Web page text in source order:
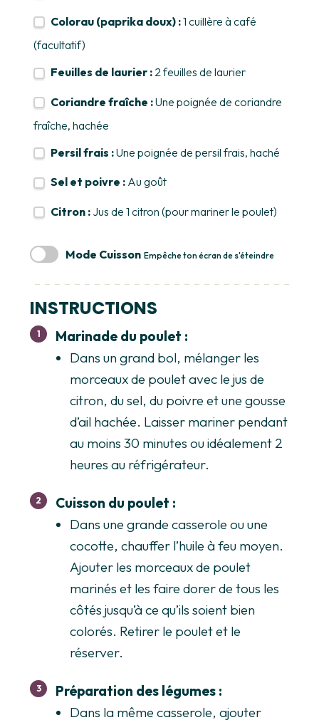
Colorau (paprika doux) :1 cuillère à café
(facultatif)
Feuilles de laurier : 2 feuilles de laurier
Coriandre fraîche :Une poignée de coriandre
fraîche, hachée
Persil frais :Une poignée de persil frais, haché
Sel et poivre : Au goût
Citron : Jus de 1 citron (pour mariner le poulet)
Mode Cuisson Empêche ton écran de s'éteindre
INSTRUCTIONS
Marinade du poulet :
Dans un grand bol, mélanger les
morceaux de poulet avec le jus de
citron, du sel, du poivre et une gousse
d’ail hachée. Laisser mariner pendant
au moins 30 minutes ou idéalement 2
heures au réfrigérateur.
Cuisson du poulet :
Dans une grande casserole ou une
cocotte, chauffer l’huile à feu moyen.
Ajouter les morceaux de poulet
marinés et les faire dorer de tous les
côtés jusqu’à ce qu’ils soient bien
colorés. Retirer le poulet et le
réserver.
Préparation des légumes :
Dans la même casserole, ajouter